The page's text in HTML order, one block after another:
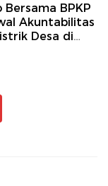
Bersama BPKP
Akuntabilitas
Desa di